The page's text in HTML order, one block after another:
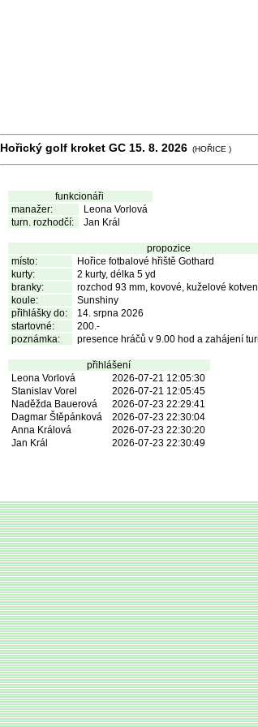
Hořický golf kroket GC 15. 8. 2026 (HOŘICE )
funkcionáři
manažer:
Leona Vorlová
turn. rozhodčí:
Jan Král
propozice
místo:
Hořice fotbalové hřiště Gothard
kurty:
2 kurty, délka 5 yd
branky:
rozchod 93 mm, kovové, kuželové
koule:
Sunshiny
přihlášky do:
14. srpna 2026
startovné:
200.-
poznámka:
presence hráčů v 9.00 hod a zahájení
přihlášení
Leona Vorlová
2026-07-21 12:05:30
Stanislav Vorel
2026-07-21 12:05:45
Naděžda Bauerová
2026-07-23 22:29:41
Dagmar Štěpánková
2026-07-23 22:30:04
Anna Králová
2026-07-23 22:30:20
Jan Král
2026-07-23 22:30:49